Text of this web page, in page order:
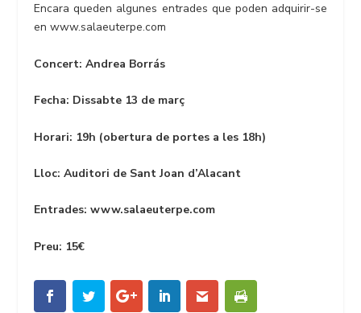
Encara queden algunes entrades que poden adquirir-se
en www.salaeuterpe.com
Concert: Andrea Borrás
Fecha: Dissabte 13 de març
Horari: 19h (obertura de portes a les 18h)
Lloc: Auditori de Sant Joan d’Alacant
Entrades: www.salaeuterpe.com
Preu: 15€